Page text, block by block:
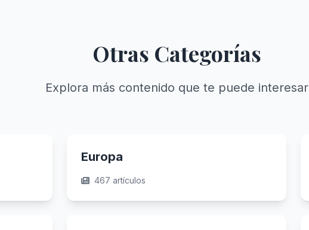
Otras Categorías
Explora más contenido que te puede interesar
Europa
467 artículos